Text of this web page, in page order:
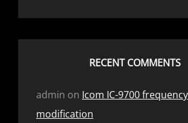
RECENT COMMENTS
admin on Icom IC-9700 frequency
modification